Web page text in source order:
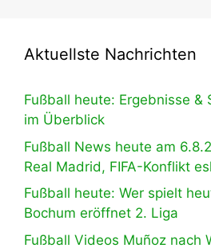
Aktuellste Nachrichten
Fußball heute: Ergebnisse &
im Überblick
Fußball News heute am
Real Madrid, FIFA-Konflikt
Fußball heute: Wer spielt
Bochum eröffnet 2. Liga
Fußball Videos Muñoz nach